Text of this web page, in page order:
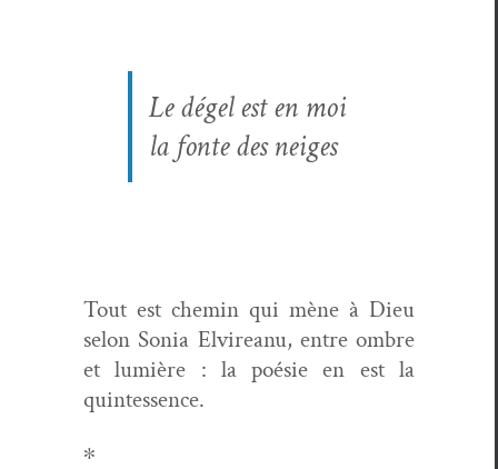
Le dégel est en moi
la fonte des neiges
Tout est chemin qui mène à Dieu
selon Sonia Elvire­anu, entre ombre
et lumière : la poésie en est la
quintessence.
∗